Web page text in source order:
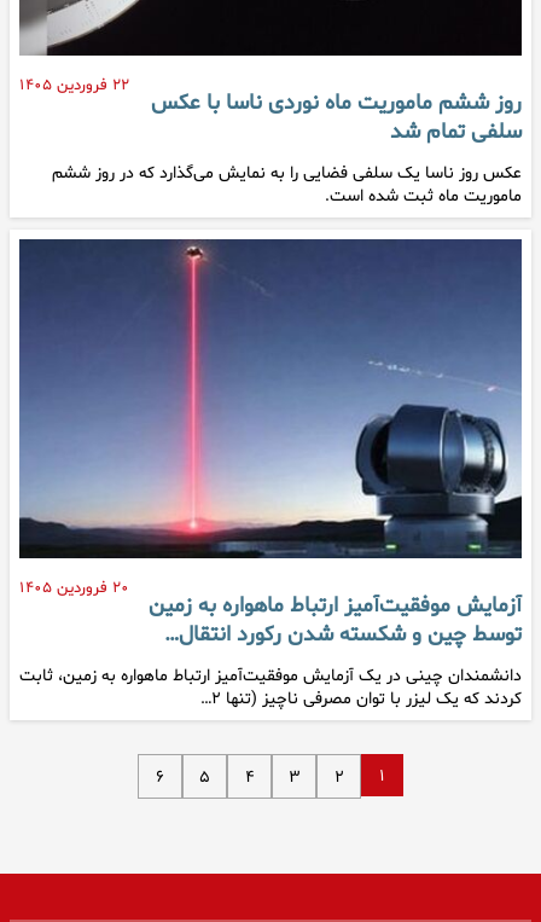
۲۲ فروردین ۱۴۰۵
روز ششم ماموریت ماه نوردی ناسا با عکس
سلفی تمام شد
عکس روز ناسا یک سلفی فضایی را به نمایش می‌گذارد که در روز ششم
ماموریت ماه ثبت شده است.
۲۰ فروردین ۱۴۰۵
آزمایش موفقیت‌آمیز ارتباط ماهواره به زمین
توسط چین و شکسته شدن رکورد انتقال…
دانشمندان چینی در یک آزمایش موفقیت‌آمیز ارتباط ماهواره به زمین، ثابت
کردند که یک لیزر با توان مصرفی ناچیز (تنها ۲…
۱ ۲ ۳ ۴ ۵ ۶